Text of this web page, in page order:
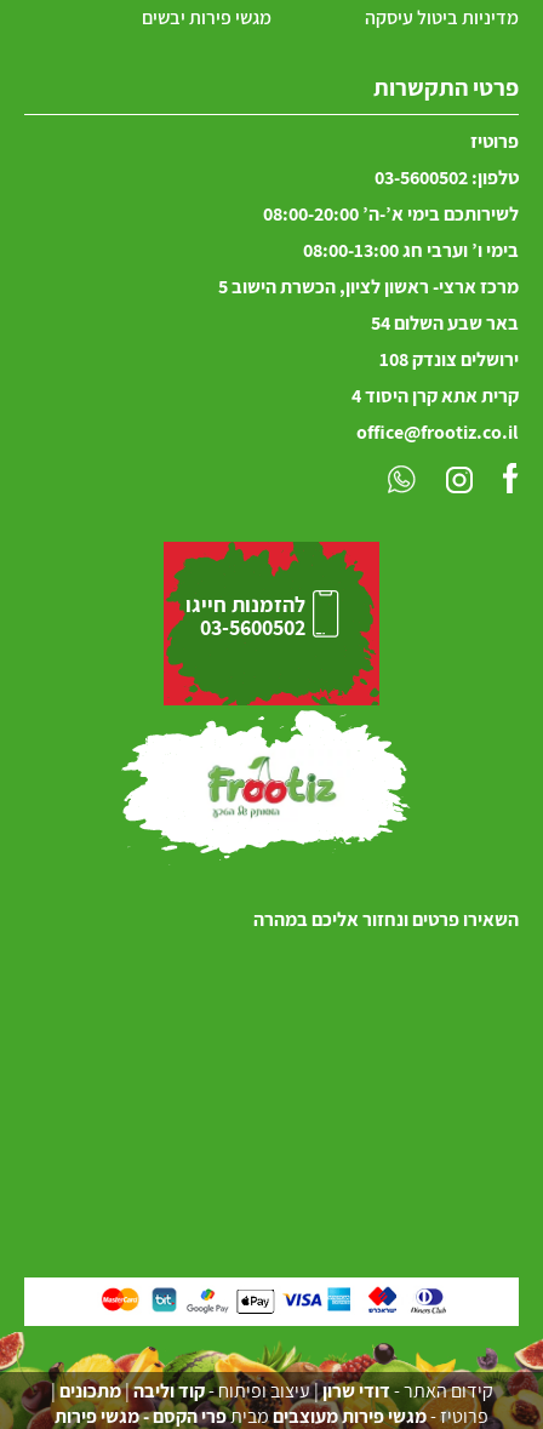
מדיניות ביטול עיסקה
מגשי פירות יבשים
פרטי התקשרות
פרוטיז
טלפון:03-5600502
לשירותכם בימי א’-ה’ 08:00-20:00
בימי ו’ וערבי חג 08:00-13:00
מרכז ארצי- ראשון לציון, הכשרת הישוב 5
באר שבע השלום 54
ירושליםצונדק
קרית אתא קרן היסוד 4
office@frootiz.co.il
להזמנות חייגו
03-5600502
השאירו פרטים ונחזור אליכם במהרה
קידום האתר -דודי שרון| עיצוב ופיתוח -קוד וליבה|מתכונים|
פרוטיז -מגשי פירות מעוצביםמביתפרי הקסם - מגשי פירות